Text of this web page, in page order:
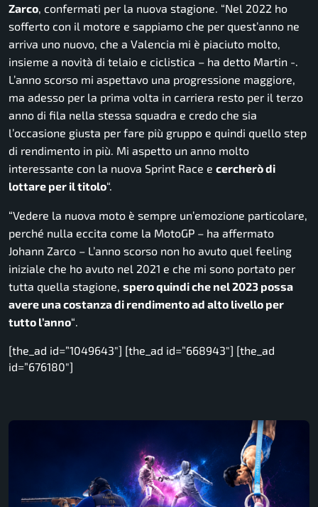
Zarco , confermati per la nuova stagione. “Nel 2022 ho
sofferto con il motore e sappiamo che per quest’anno ne
arriva uno nuovo, che a Valencia mi è piaciuto molto,
insieme a novità di telaio e ciclistica – ha detto Martin -.
L’anno scorso mi aspettavo una progressione maggiore,
ma adesso per la prima volta in carriera resto per il terzo
anno di fila nella stessa squadra e credo che sia
l’occasione giusta per fare più gruppo e quindi quello step
di rendimento in più. Mi aspetto un anno molto
interessante con la nuova Sprint Race e cercherò di
lottare per il titolo“.
“Vedere la nuova moto è sempre un’emozione particolare,
perché nulla eccita come la MotoGP – ha affermato
Johann Zarco – L’anno scorso non ho avuto quel feeling
iniziale che ho avuto nel 2021 e che mi sono portato per
tutta quella stagione, spero quindi che nel 2023 possa
avere una costanza di rendimento ad alto livello per
tutto l’anno“
[the_ad id=”1049643″] [the_ad id=”668943″] [the_ad
id=”676180″]